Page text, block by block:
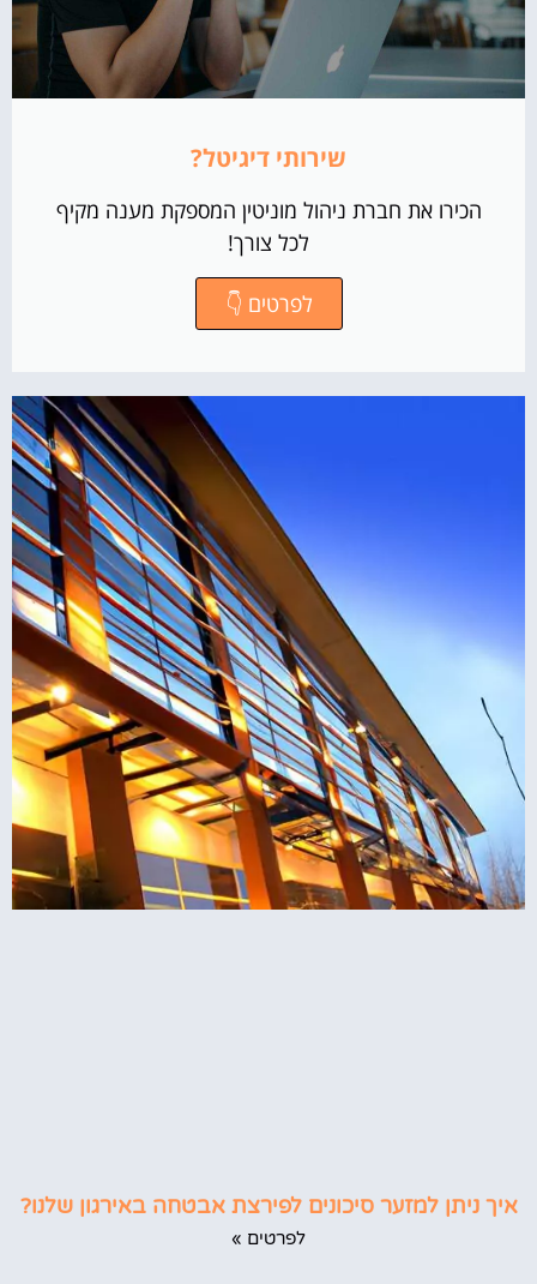
שירותי דיגיטל?
הכירו את חברת ניהול מוניטין המספקת מענה מקיף
לכל צורך!
לפרטים 👇
איך ניתן למזער סיכונים לפירצת אבטחה באירגון שלנו?
לפרטים »